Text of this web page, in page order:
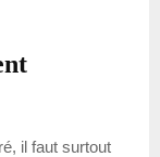
il faut surtout